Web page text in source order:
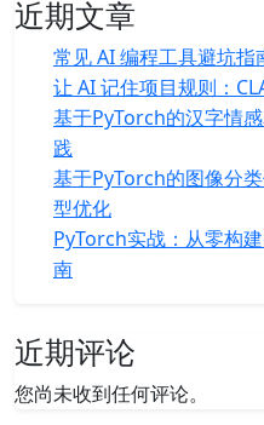
近期文章
常见 AI 编程工具避坑指
让 AI 记住项目规则：
基于PyTorch的汉字情
践
基于PyTorch的图像分
型优化
PyTorch实战：从零构
南
近期评论
您尚未收到任何评论。